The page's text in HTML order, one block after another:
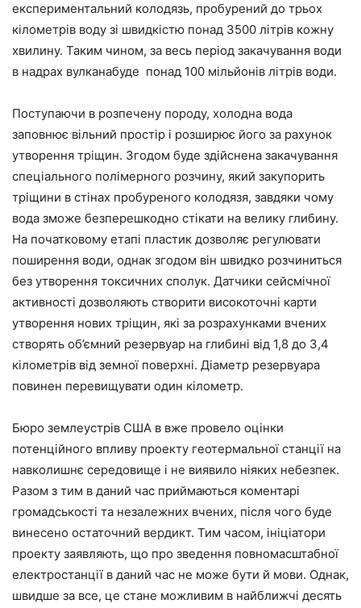
експериментальний колодязь, пробурений до трьох
кілометрів воду зі швидкістю понад 3500 літрів кожну
хвилину. Таким чином, за весь період закачування води
в надрах вулканабуде понад 100 мільйонів літрів води.
Поступаючи в розпечену породу, холодна вода
заповнює вільний простір і розширює його за рахунок
утворення тріщин. Згодом буде здійснена закачування
спеціального полімерного розчину, який закупорить
тріщини в стінах пробуреного колодязя, завдяки чому
вода зможе безперешкодно стікати на велику глибину.
На початковому етапі пластик дозволяє регулювати
поширення води, однак згодом він швидко розчиниться
без утворення токсичних сполук. Датчики сейсмічної
активності дозволяють створити високоточні карти
утворення нових тріщин, які за розрахунками вчених
створять об’ємний резервуар на глибині від 1,8 до 3,4
кілометрів від земної поверхні. Діаметр резервуара
повинен перевищувати один кілометр.
Бюро землеустрів США в вже провело оцінки
потенційного впливу проекту геотермальної станції на
навколишнє середовище і не виявило ніяких небезпек.
Разом з тим в даний час приймаються коментарі
громадськості та незалежних вчених, після чого буде
винесено остаточний вердикт. Тим часом, ініціатори
проекту заявляють, що про зведення повномасштабної
електростанції в даний час не може бути й мови. Однак,
швидше за все, це стане можливим в найближчі десять